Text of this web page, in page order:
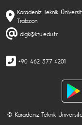
Karadeniz Teknik
Trabzon
digk@ktu.edu.tr
+90 462 377 4201
© Karadeniz Teknik